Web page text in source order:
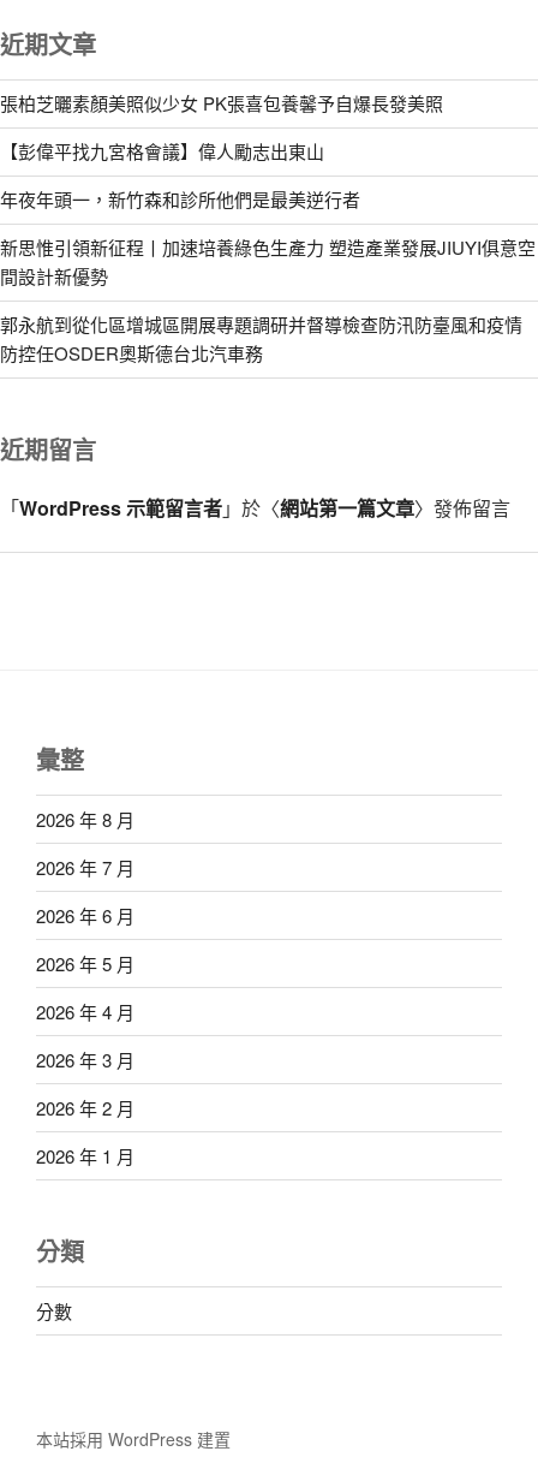
近期文章
張柏芝曬素顏美照似少女 PK張喜包養馨予自爆長發美照
【彭偉平找九宮格會議】偉人勵志出東山
年夜年頭一，新竹森和診所他們是最美逆行者
新思惟引領新征程丨加速培養綠色生產力 塑造產業發展JIUYI俱意空
間設計新優勢
郭永航到從化區增城區開展專題調研并督導檢查防汛防臺風和疫情
防控任OSDER奧斯德台北汽車務
近期留言
「WordPress 示範留言者」於〈網站第一篇文章〉發佈留言
彙整
2026 年 8 月
2026 年 7 月
2026 年 6 月
2026 年 5 月
2026 年 4 月
2026 年 3 月
2026 年 2 月
2026 年 1 月
分類
分數
本站採用 WordPress 建置